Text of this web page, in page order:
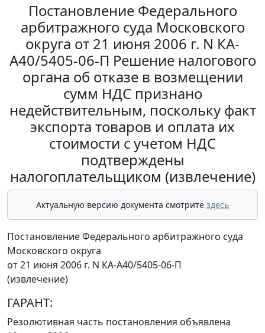
Постановление Федерального
арбитражного суда Московского
округа от 21 июня 2006 г. N КА-
А40/5405-06-П Решение налогового
органа об отказе в возмещении
сумм НДС признано
недействительным, поскольку факт
экспорта товаров и оплата их
стоимости с учетом НДС
подтверждены
налогоплательщиком (извлечение)
Актуальную версию документа смотрите здесь
Постановление Федерального арбитражного суда
Московского округа
от 21 июня 2006 г. N КА-А40/5405-06-П
(извлечение)
ГАРАНТ:
Резолютивная часть постановления объявлена